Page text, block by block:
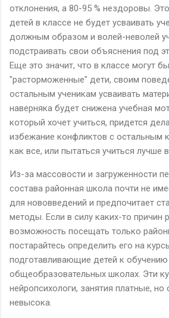
отклонения, а 80-95 % нездоровы.
детей в классе не будет усваивать
должным образом и волей-неволей
подстраивать свои объяснения под
Еще это значит, что в классе могут
"расторможенные" дети, своим
остальным ученикам усваивать
наверняка будет снижена учебная
который хочет учиться, придется
избежание конфликтов с остальным
как все, или пытаться учиться лучше
Из-за массовости и загруженности
состава районная школа почти не
для нововведений и предпочитает
методы. Если в силу каких-то причин
возможность посещать только
постарайтесь определить его на
подготавливающие детей к обучению
общеобразовательных школах. Эти
нейропсихологи, занятия платные, но
невысока.